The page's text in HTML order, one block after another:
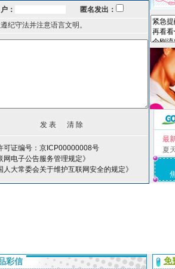
：
匿名发出：
纪守法并注意语言文明。
可证编号：京ICP00000008号
网电子公告服务管理规定》
人大常委会关于维护互联网安全的规定》
最
夏